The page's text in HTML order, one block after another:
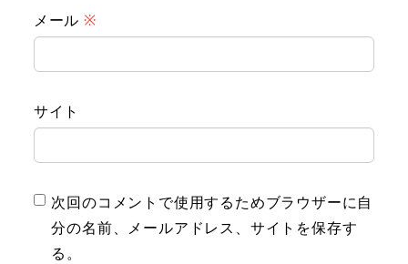
メール ※
サイト
次回のコメントで使用するためブラウザーに自
分の名前、メールアドレス、サイトを保存す
る。